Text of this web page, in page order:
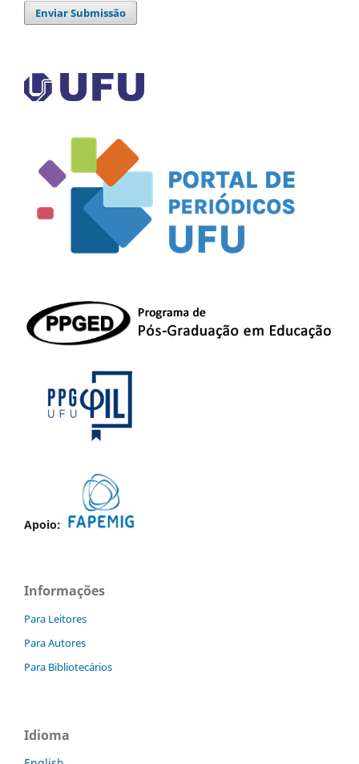
Enviar Submissão
Apoio:
Informações
Para Leitores
Para Autores
Para Bibliotecários
Idioma